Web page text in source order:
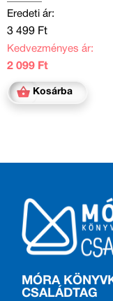
Eredeti ár:
3 499 Ft
Kedvezményes ár:
2 099 Ft
Kosárba
MÓRA
CSALÁDTAG